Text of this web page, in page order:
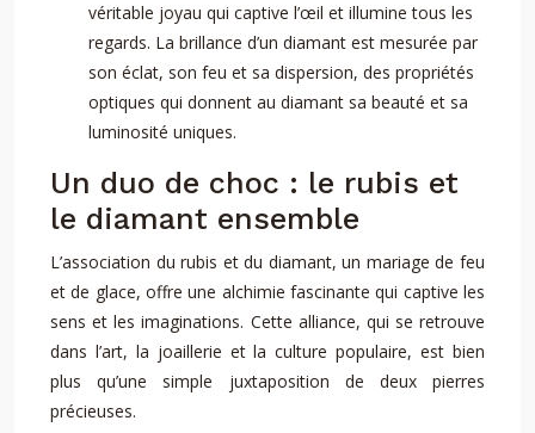
véritable joyau qui captive l’œil et illumine tous les
regards. La brillance d’un diamant est mesurée par
son éclat, son feu et sa dispersion, des propriétés
optiques qui donnent au diamant sa beauté et sa
luminosité uniques.
Un duo de choc : le rubis et
le diamant ensemble
L’association du rubis et du diamant, un mariage de feu
et de glace, offre une alchimie fascinante qui captive les
sens et les imaginations. Cette alliance, qui se retrouve
dans l’art, la joaillerie et la culture populaire, est bien
plus qu’une simple juxtaposition de deux pierres
précieuses.